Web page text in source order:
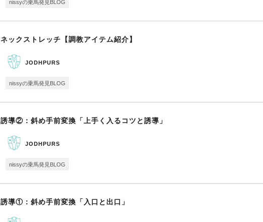
nissyの乗馬発見BLOG
ネックストレッチ【調教アイテム紹介】
JODHPURS
nissyの乗馬発見BLOG
誘導②：斜め手前変換「上手く入るコツと誘導」
JODHPURS
nissyの乗馬発見BLOG
誘導①：斜め手前変換「入口と出口」